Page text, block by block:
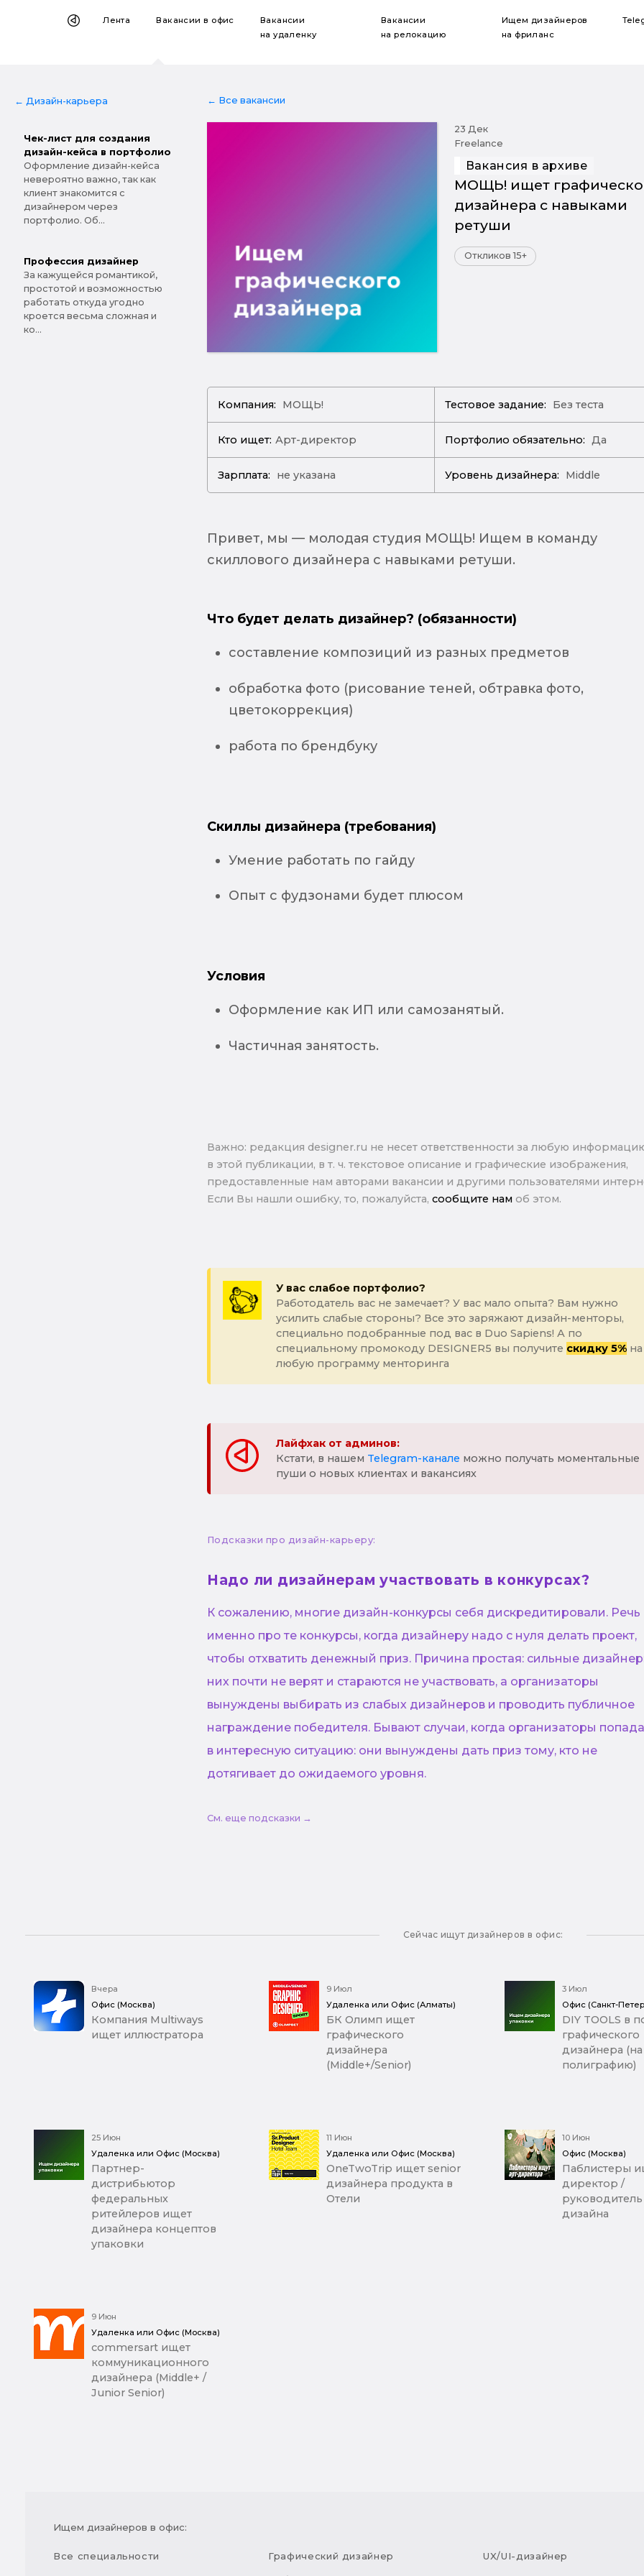
Лента Вакансиив офис
Вакансии
на удаленку
Вакансии
на релокацию
Ищем дизайнеров
на фриланс
← Дизайн-карьера
Чек-лист для создания
дизайн-кейса в портфолио
Оформление дизайн-кейса
невероятно важно, так как
клиент знакомится с
дизайнером через
портфолио. Об...
Профессия дизайнер
За кажущейся романтикой,
простотой и возможностью
работать откуда угодно
кроется весьма сложная и
ко...
← Все вакансии
23 Дек
Freelance
Вакансия в архиве
МОЩЬ! ищет
дизайнера c навыками
ретуши
Откликов 15+
Компания: МОЩЬ! Тестовое задание: Без теста
Кто ищет: Арт-директор Портфолио обязательно: Да
Зарплата: не указана Уровень дизайнера: Middle
Привет, мы — молодая студия МОЩЬ! Ищем в команду
скиллового дизайнера с навыками ретуши.
Что будет делать дизайнер? (обязанности)
составление композиций из разных предметов
обработка фото (рисование теней, обтравка фото,
цветокоррекция)
работа по брендбуку
Скиллы дизайнера (требования)
Умение работать по гайду
Опыт с фудзонами будет плюсом
Условия
Оформление как ИП или самозанятый.
Частичная занятость.
Важно: pедакция designer.ru не несет ответственности за любую
в этой публикации, в т. ч. текстовое описание и графические изображения,
предоставленные нам авторами вакансии и другими пользователями
Если Вы нашли ошибку, то, пожалуйста, сообщите нам об этом.
У вас слабое портфолио?
Работодатель вас не замечает? У вас мало опыта? Вам нужно
усилить слабые стороны? Все это заряжают дизайн-менторы,
специально подобранные под вас в Duo Sapiens! А по
специальному промокоду DESIGNER5 вы получите скидку 5%на
любую программу менторинга
Лайфхак от админов:
Кстати, в нашем Telegram-канале можно получать моментальные
пуши о новых клиентах и вакансиях
Подсказки про дизайн-карьеру:
Надо ли дизайнерам участвовать в конкурсах?
К сожалению, многие дизайн-конкурсы себя дискредитировали. Речь
именно про те конкурсы, когда дизайнеру надо с нуля делать проект,
чтобы отхватить денежный приз. Причина простая: сильные
них почти не верят и стараются не участвовать, а организаторы
вынуждены выбирать из слабых дизайнеров и проводить публичное
награждение победителя. Бывают случаи, когда организаторы
в интересную ситуацию: они вынуждены дать приз тому, кто не
дотягивает до ожидаемого уровня.
См. еще подсказки →
Сейчас ищут дизайнеров в офис:
Вчера
Офис (Москва)
Компания Multiways
ищет иллюстратора
9 Июл
Удаленка или Офис (Алматы)
БК Олимп ищет
графического
дизайнера
(Middle+/Senior)
3 Июл
Офис (Санкт-
DIY TOOLS в
графического
дизайнера (на
полиграфию)
25 Июн
Удаленка или Офис (Москва)
Партнер-
дистрибьютор
федеральных
ритейлеров ищет
дизайнера концептов
упаковки
11 Июн
Удаленка или Офис (Москва)
OneTwoTrip ищет senior
дизайнера продукта в
Отели
10 Июн
Офис (Москва)
Паблистеры
директор /
дизайна
9 Июн
Удаленка или Офис (Москва)
commersart ищет
коммуникационного
дизайнера (Middle+ /
Junior Senior)
Ищем дизайнеров в офис:
Все специальности Графический дизайнер UX/UI-дизайнер